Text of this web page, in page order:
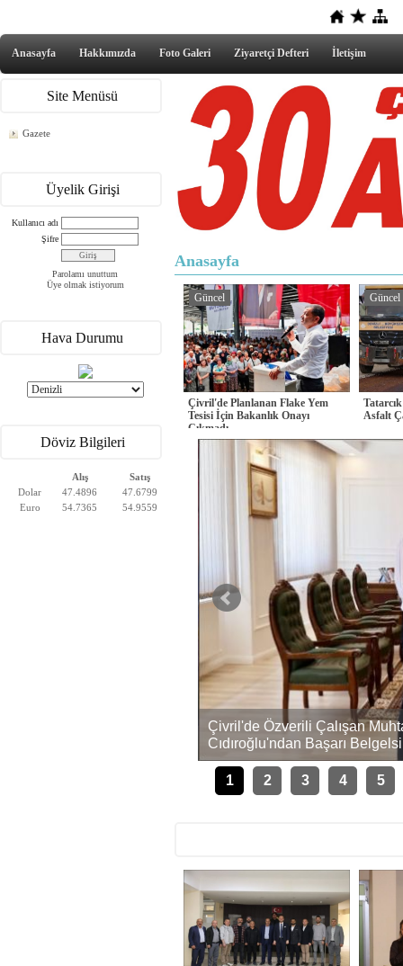
Anasayfa Hakkımızda Foto Galeri Ziyaretçi Defteri İletişim
Site Menüsü
Gazete
Üyelik Girişi
Kullanıcı adı
Şifre
Parolamı unuttum
Üye olmak istiyorum
Hava Durumu
Döviz Bilgileri
Alış
Satış
Dolar
47.4896
47.6799
Euro
54.7365 54.9559
Anasayfa
Güncel
Çivril'de Planlanan Flake Yem
Tesisi İçin Bakanlık Onayı
Çıkmadı
Güncel
Asfalt
Çivril'de Özverili Çalışan
Cıdıroğlu'ndan Başarı Belgelsi
1 2 3 4 5